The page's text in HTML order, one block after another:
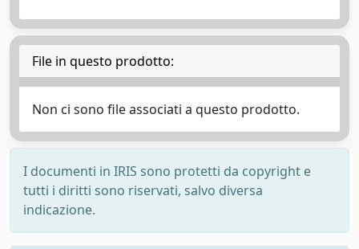
File in questo prodotto:
Non ci sono file associati a questo prodotto.
I documenti in IRIS sono protetti da copyright e
tutti i diritti sono riservati, salvo diversa
indicazione.